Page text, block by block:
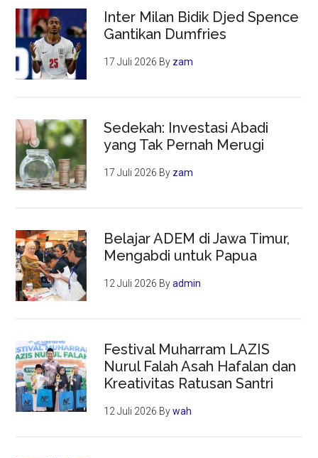
di
Gaza
Inter Milan Bidik Djed Spence
Gantikan Dumfries
17 Juli 2026 By zam
Sedekah: Investasi Abadi
yang Tak Pernah Merugi
17 Juli 2026 By zam
Belajar ADEM di Jawa Timur,
Mengabdi untuk Papua
12 Juli 2026 Byadmin
Festival Muharram LAZIS
Nurul Falah Asah Hafalan dan
Kreativitas Ratusan Santri
12 Juli 2026 Bywah